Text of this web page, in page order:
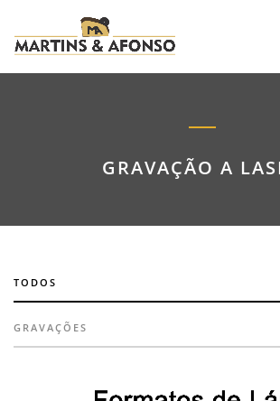
GRAVAÇÃO A
TODOS
GRAVAÇÕES